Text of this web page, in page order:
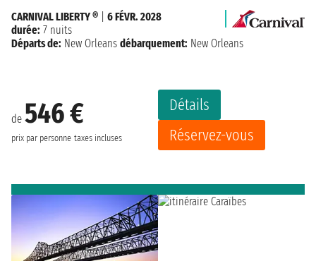
de 546 €
prix par personne taxes incluses
Détails
Réservez-vous
CARNIVAL LIBERTY ®
6 FÉVR. 2028
durée: 7 nuits
Départs de: New Orleans débarquement: New Orleans